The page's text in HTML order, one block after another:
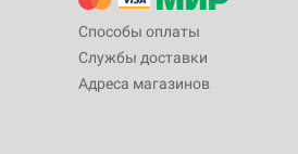
Способы оплаты
Службы доставки
Адреса магазинов